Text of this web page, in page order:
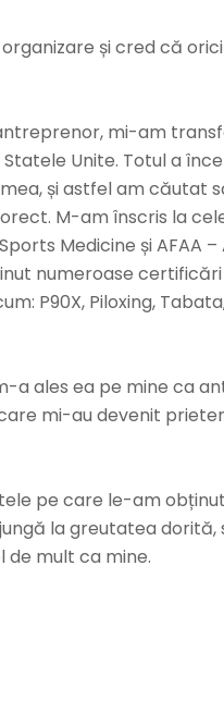
și cred că
mi-am
Unite. Totul a
și astfel am căutat
M-am înscris la
Medicine și AFAA
numeroase certificări
P90X, Piloxing,
a ales ea pe mine ca
mi-au devenit
pe care le-am
la greutatea dorită,
de mult ca mine.